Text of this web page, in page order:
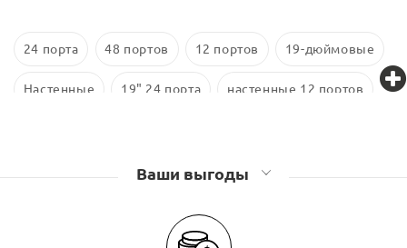
24 порта 48 портов 12 портов 19-дюймовые
Настенные 19" 24 порта настенные 12 портов
Ваши выгоды